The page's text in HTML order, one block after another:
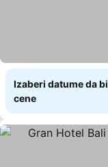
Izaberi datume da
cene